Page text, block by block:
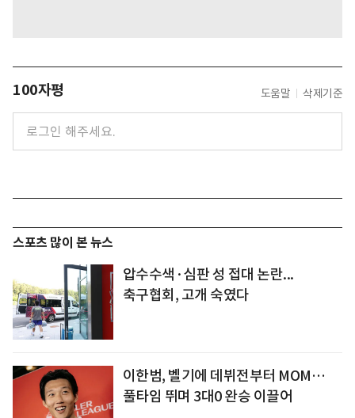
100자평 도움말 삭제기준
스포츠 많이 본 뉴스
압수수색·심판 성 접대 논란...
축구협회, 고개 숙였다
이한범, 벨기에 데뷔전부터 MOM…
풀타임 뛰며 3대0 완승 이끌어